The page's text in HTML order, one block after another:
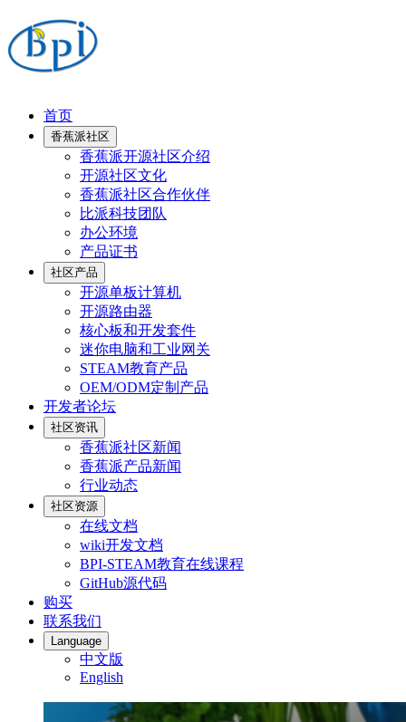
首页
香蕉派社区
香蕉派开源社区介绍
开源社区文化
香蕉派社区合作伙伴
比派科技团队
办公环境
产品证书
社区产品
开源单板计算机
开源路由器
核心板和开发套件
迷你电脑和工业网关
STEAM教育产品
OEM/ODM定制产品
开发者论坛
社区资讯
香蕉派社区新闻
香蕉派产品新闻
行业动态
社区资源
在线文档
wiki开发文档
BPI-STEAM教育在线课程
GitHub源代码
购买
联系我们
Language
中文版
English